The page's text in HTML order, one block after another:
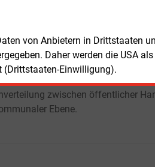
von Anbietern in Drittstaaten
Daher werden die USA
(Drittstaaten-Einwilligung).
Kommunale Versorger
damit einen erweiterten Zugang
Das Land übernimmt einen
zwischen öffentlicher
Ebene.